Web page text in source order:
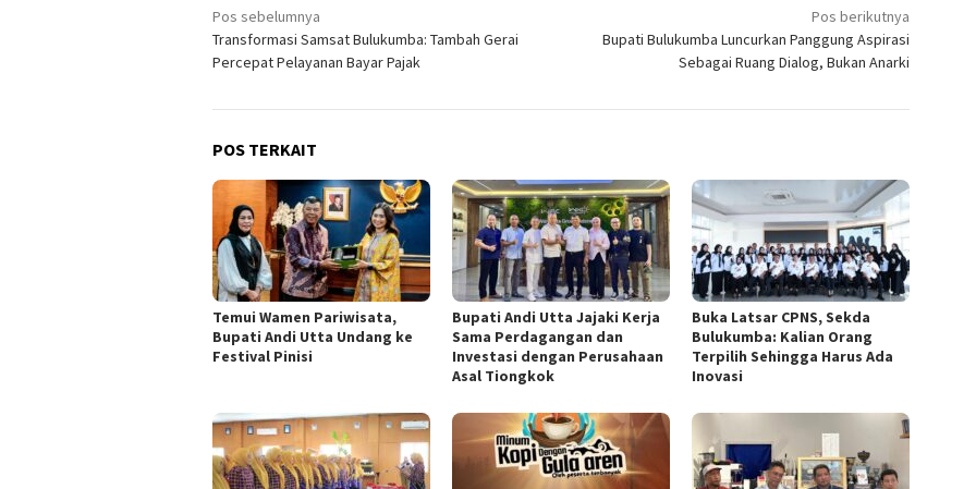
Navigasi
pos
Pos sebelumnya
Transformasi Samsat Bulukumba: Tambah Gerai
Percepat Pelayanan Bayar Pajak
Pos berikutnya
Bupati Bulukumba Luncurkan Panggung Aspirasi
Sebagai Ruang Dialog, Bukan Anarki
POS TERKAIT
Temui Wamen Pariwisata,
Bupati Andi Utta Undang ke
Festival Pinisi
Bupati Andi Utta Jajaki Kerja
Sama Perdagangan dan
Investasi dengan Perusahaan
Asal Tiongkok
Buka Latsar CPNS, Sekda
Bulukumba: Kalian Orang
Terpilih Sehingga Harus Ada
Inovasi